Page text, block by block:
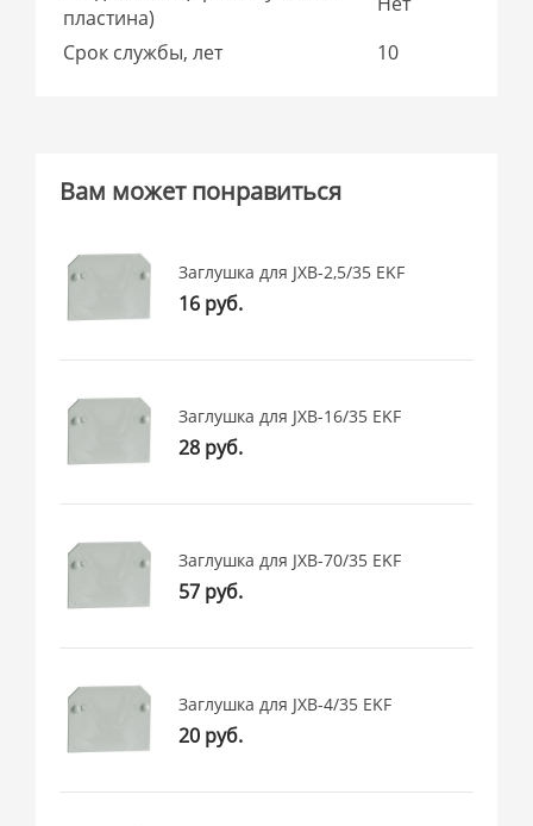
пластина)
Срок службы, лет
10
Вам может понравиться
Заглушка для JXB-2,5/35 EKF
16 руб.
Заглушка для JXB-16/35 EKF
28 руб.
Заглушка для JXB-70/35 EKF
57 руб.
Заглушка для JXB-4/35 EKF
20 руб.